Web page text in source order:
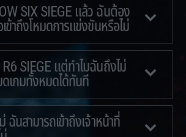
SIX SIEGE แล้ว ฉันต้อง
ข้าถึงโหมดการแข่งขันหรือไม่
SIEGE แต่ทำไมฉันถึงไม่
ดเกมทั้งหมดได้ทันที
ฉันสามารถเข้าถึงเจ้าหน้าที่